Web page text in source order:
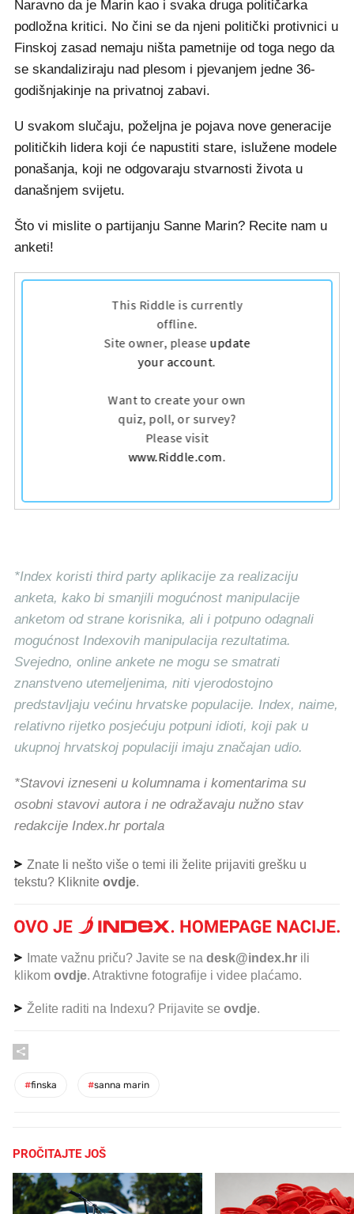
Naravno da je Marin kao i svaka druga političarka
podložna kritici. No čini se da njeni politički protivnici u
Finskoj zasad nemaju ništa pametnije od toga nego da
se skandaliziraju nad plesom i pjevanjem jedne 36-
godišnjakinje na privatnoj zabavi.
U svakom slučaju, poželjna je pojava nove generacije
političkih lidera koji će napustiti stare, islužene modele
ponašanja, koji ne odgovaraju stvarnosti života u
današnjem svijetu.
Što vi mislite o partijanju Sanne Marin? Recite nam u
anketi!
*Index koristi third party aplikacije za realizaciju
anketa, kako bi smanjili mogućnost manipulacije
anketom od strane korisnika, ali i potpuno odagnali
mogućnost Indexovih manipulacija rezultatima.
Svejedno, online ankete ne mogu se smatrati
znanstveno utemeljenima, niti vjerodostojno
predstavljaju većinu hrvatske populacije. Index, naime,
relativno rijetko posjećuju potpuni idioti, koji pak u
ukupnoj hrvatskoj populaciji imaju značajan udio.
*Stavovi izneseni u kolumnama i komentarima su
osobni stavovi autora i ne odražavaju nužno stav
redakcije Index.hr portala
Znate li nešto više o temi ili želite prijaviti grešku u
tekstu? Kliknite ovdje.
Imate važnu priču? Javite se na desk@index.hr ili
klikom ovdje. Atraktivne fotografije i videe plaćamo.
Želite raditi na Indexu? Prijavite se ovdje.
#finska #sanna marin
PROČITAJTE JOŠ